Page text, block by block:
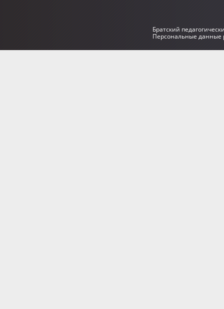
Братский
Персональные данные